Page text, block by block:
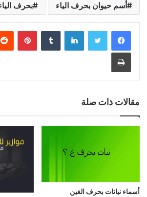
أسم حيوان بحرف الياء بحرف
لينكدإن
طباعة
مقالات ذات صلة
أسماء نباتات بحرف الغين